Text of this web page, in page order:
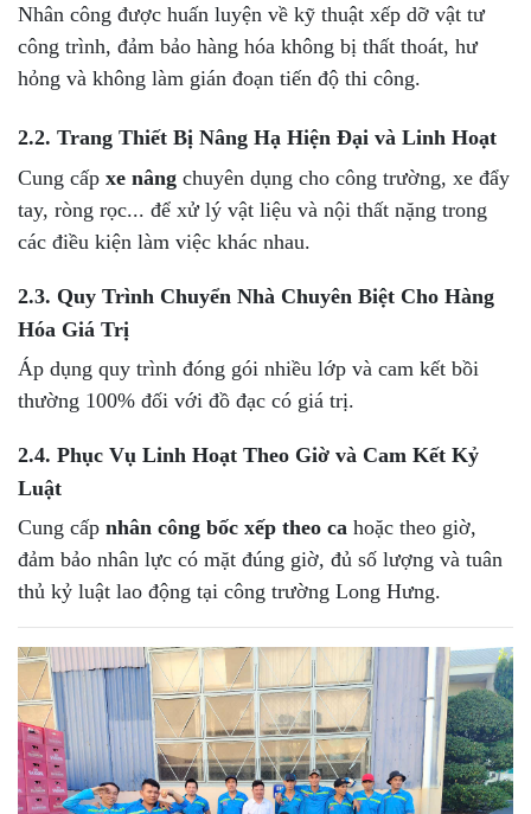
Nhân công được huấn luyện về kỹ thuật xếp dỡ vật tư
công trình, đảm bảo hàng hóa không bị thất thoát, hư
hỏng và không làm gián đoạn tiến độ thi công.
2.2. Trang Thiết Bị Nâng Hạ Hiện Đại và Linh Hoạt
Cung cấp xe nâng chuyên dụng cho công trường, xe đẩy
tay, ròng rọc... để xử lý vật liệu và nội thất nặng trong
các điều kiện làm việc khác nhau.
2.3. Quy Trình Chuyển Nhà Chuyên Biệt Cho Hàng
Hóa Giá Trị
Áp dụng quy trình đóng gói nhiều lớp và cam kết bồi
thường 100% đối với đồ đạc có giá trị.
2.4. Phục Vụ Linh Hoạt Theo Giờ và Cam Kết Kỷ
Luật
Cung cấp nhân công bốc xếp theo ca hoặc theo giờ,
đảm bảo nhân lực có mặt đúng giờ, đủ số lượng và tuân
thủ kỷ luật lao động tại công trường Long Hưng.